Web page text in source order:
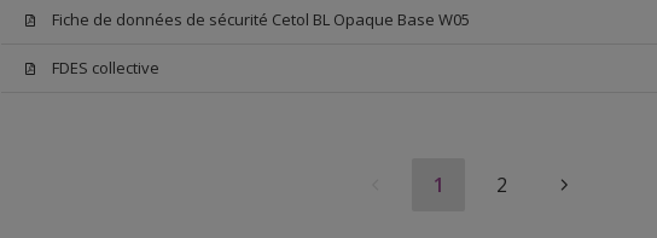
Fiche de données de sécurité Cetol BL Opaque Base W05
FDES collective
1 2